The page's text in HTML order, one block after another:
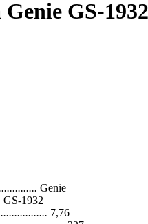
GS-1932
Genie
GS-1932
7,76